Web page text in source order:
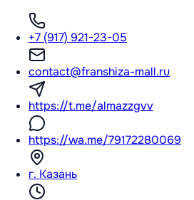
+7 (917) 921-23-05
contact@franshiza-mall.ru
https://t.me/almazzgvv
https://wa.me/79172280069
г. Казань